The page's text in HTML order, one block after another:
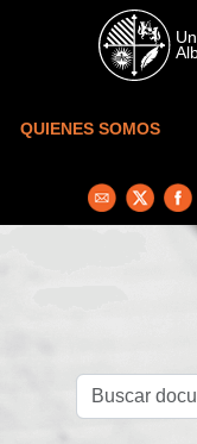
Skip to main content
QUIENES SOMOS